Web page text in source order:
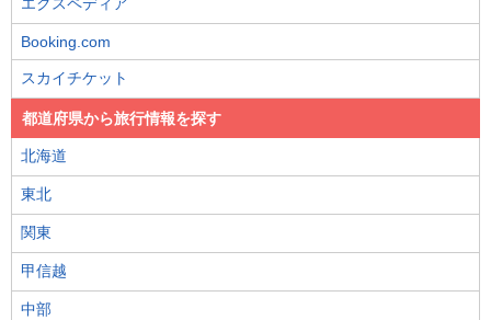
エクスペディア
Booking.com
スカイチケット
都道府県から旅行情報を探す
北海道
東北
関東
甲信越
中部